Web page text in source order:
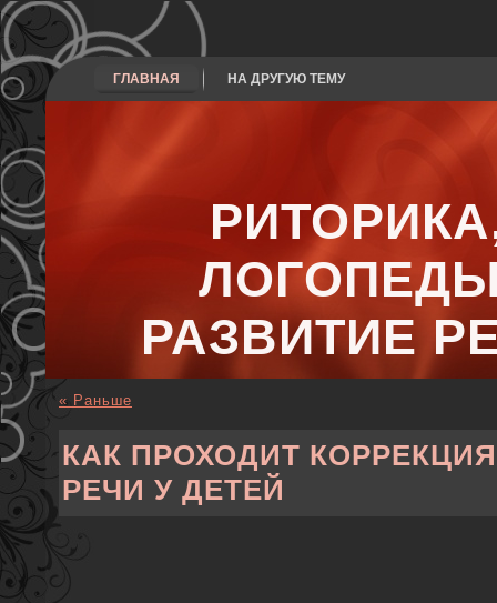
ГЛАВНАЯ НА ДРУГУЮ ТЕМУ
РАЗВИТИЕ
« Раньше
КАК ПРОХОДИТ КОРРЕКЦИЯ
РЕЧИ У ДЕТЕЙ